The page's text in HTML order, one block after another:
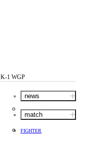
K-1 WGP
news
match
FIGHTER